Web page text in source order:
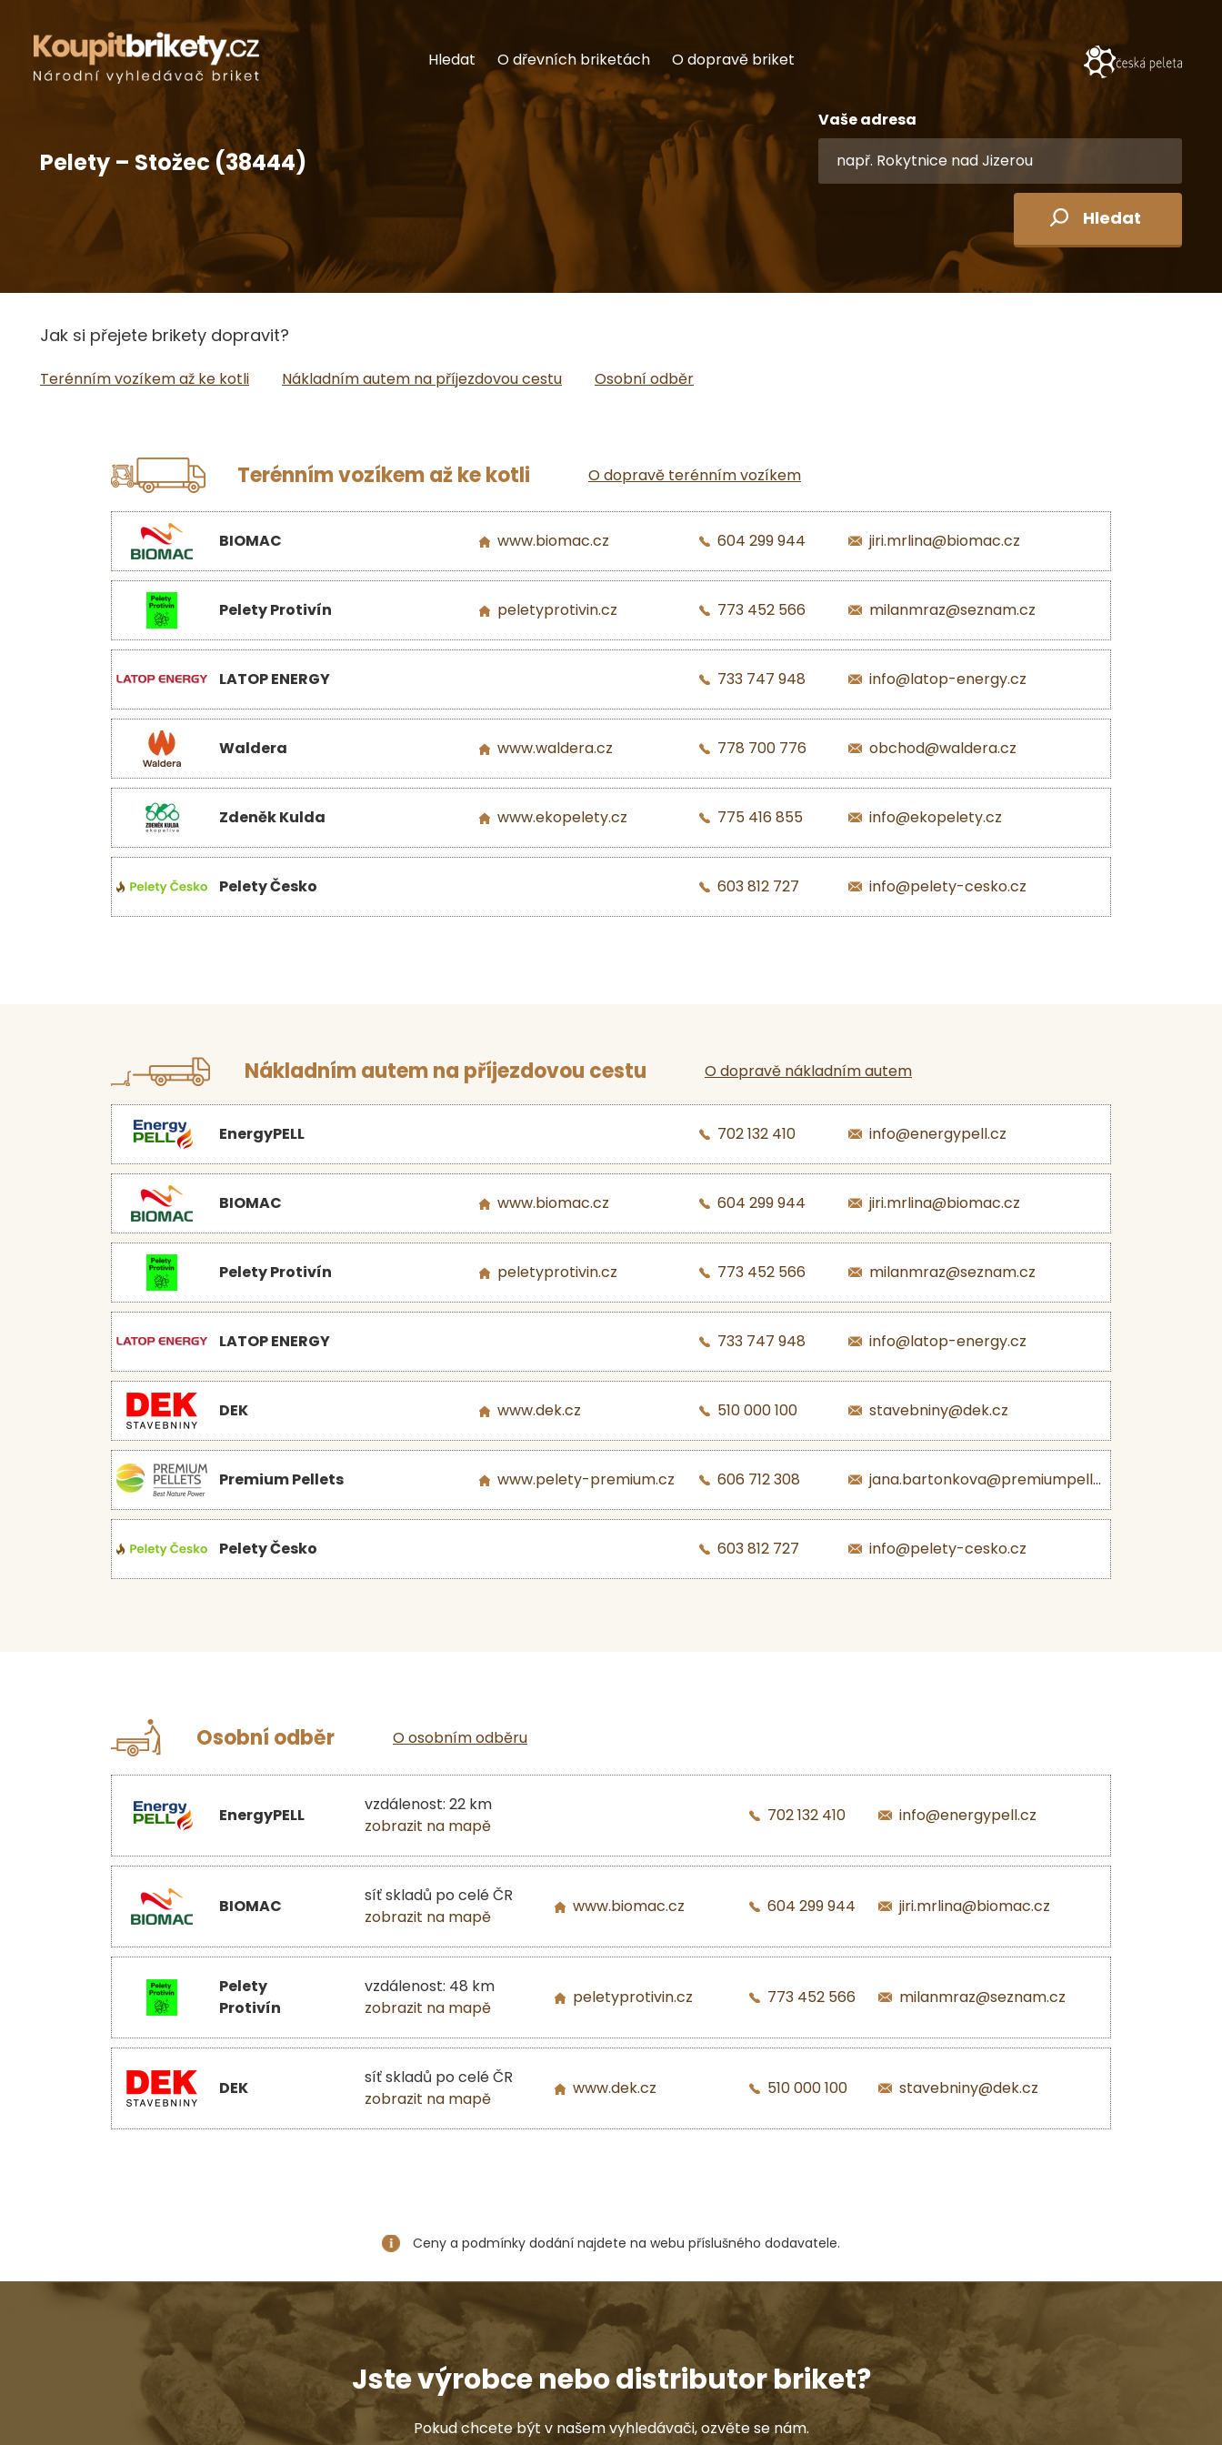
Hledat O dřevních briketách O dopravě briket
Pelety – Stožec (38444)
Vaše adresa
Hledat
Jak si přejete brikety dopravit?
Terénním vozíkem až ke kotli Nákladním autem na příjezdovou cestu Osobní odběr
Terénním vozíkem až ke kotli O dopravě terénním vozíkem
BIOMAC www.biomac.cz 604 299 944 jiri.mrlina@biomac.cz
Pelety Protivín peletyprotivin.cz 773 452 566 milanmraz@seznam.cz
LATOP ENERGY 733 747 948 info@latop-energy.cz
Waldera www.waldera.cz 778 700 776 obchod@waldera.cz
Zdeněk Kulda www.ekopelety.cz 775 416 855 info@ekopelety.cz
Pelety Česko 603 812 727 info@pelety-cesko.cz
Nákladním autem na příjezdovou cestu O dopravě nákladním autem
EnergyPELL 702 132 410 info@energypell.cz
BIOMAC www.biomac.cz 604 299 944 jiri.mrlina@biomac.cz
Pelety Protivín peletyprotivin.cz 773 452 566 milanmraz@seznam.cz
LATOP ENERGY 733 747 948 info@latop-energy.cz
DEK www.dek.cz 510 000 100 stavebniny@dek.cz
Premium Pellets www.pelety-premium.cz 606 712 308 jana.bartonkova@premiumpellets.cz
Pelety Česko 603 812 727 info@pelety-cesko.cz
Osobní odběr O osobním odběru
EnergyPELL
vzdálenost: 22 km
zobrazit na mapě
702 132 410 info@energypell.cz
BIOMAC
síť skladů po celé ČR
zobrazit na mapě
www.biomac.cz 604 299 944 jiri.mrlina@biomac.cz
Pelety
Protivín
vzdálenost: 48 km
zobrazit na mapě
peletyprotivin.cz 773 452 566 milanmraz@seznam.cz
DEK
síť skladů po celé ČR
zobrazit na mapě
www.dek.cz 510 000 100 stavebniny@dek.cz
Ceny a podmínky dodání najdete na webu příslušného dodavatele.
Jste výrobce nebo distributor briket?
Pokud chcete být v našem vyhledávači, ozvěte se nám.